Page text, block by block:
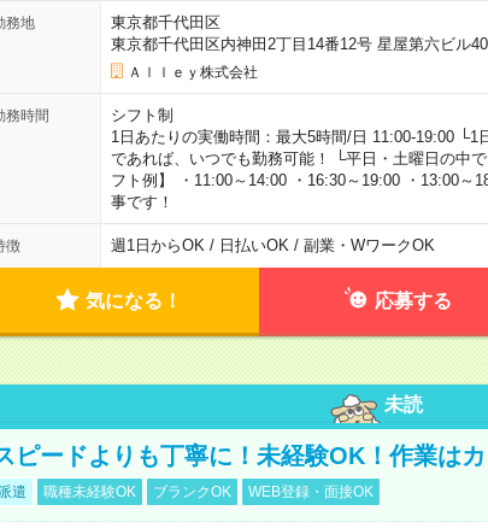
務地
東京都千代田区
東京都千代田区内神田2丁目14番12号 星屋第六ビル
Ａｌｌｅｙ株式会社
務時間
シフト制
1日あたりの実働時間：最大5時間/日 11:00-19:00
であれば、いつでも勤務可能！ └平日・土曜日の中
フト例】 ・11:00～14:00 ・16:30～19:00 ・13:00～
事です！
徴 週1日からOK / 日払いOK / 副業・WワークOK
気になる！ 応募する
未読
ピードよりも丁寧に！未経験OK！作業は
遣 職種未経験OK ブランクOK WEB登録・面接OK